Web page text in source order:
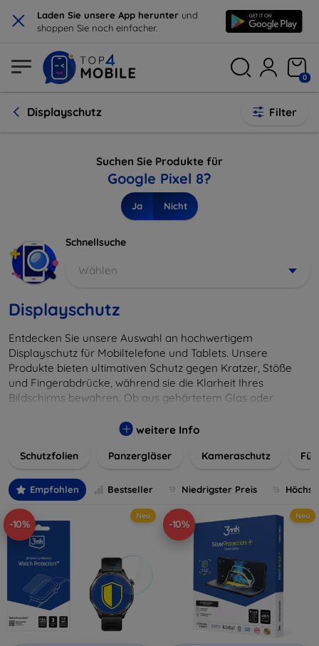
× Laden Sie unsere App herunter und
shoppen Sie noch einfacher.
0
Displayschutz Filter
Suchen Sie Produkte für
Google Pixel 8?
Ja Nicht
Schnellsuche
Wählen
Displayschutz
Entdecken Sie unsere Auswahl an hochwertigem
Displayschutz für Mobiltelefone und Tablets. Unsere
Produkte bieten ultimativen Schutz gegen Kratzer, Stöße
und Fingerabdrücke, während sie die Klarheit Ihres
Bildschirms bewahren. Ob aus gehärtetem Glas oder
installieren und passgenau für jedes Gerät, um eine
wertvolles Gerät mit unseren langlebigen und zuverlässigen
digitales Erlebnis.
weitere Info
Schutzfolien Panzergläser Kameraschutz
Empfohlen Bestseller Niedrigster Preis
-10%
Neu
-10%
Neu